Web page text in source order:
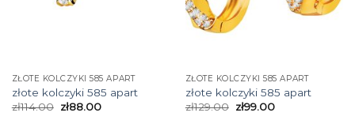
ZŁOTE KOLCZYKI 585 APART
złote kolczyki 585 apart
zł114.00 zł88.00
ZŁOTE KOLCZYKI 585 APART
złote kolczyki 585 apart
zł129.00 zł99.00